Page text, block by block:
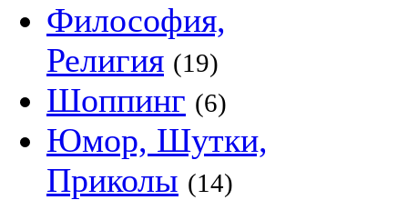
Философия,
Религия (19)
Шоппинг (6)
Юмор, Шутки,
Приколы (14)